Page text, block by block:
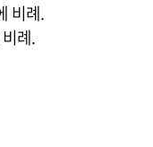
비례.
례.